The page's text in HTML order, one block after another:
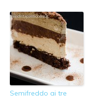
Semifreddo ai tre